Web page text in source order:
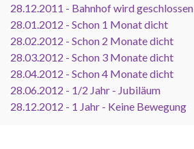
28.12.2011 - Bahnhof wird geschlossen
28.01.2012 - Schon 1 Monat dicht
28.02.2012 - Schon 2 Monate dicht
28.03.2012 - Schon 3 Monate dicht
28.04.2012 - Schon 4 Monate dicht
28.06.2012 - 1/2 Jahr - Jubiläum
28.12.2012 - 1 Jahr - Keine Bewegung